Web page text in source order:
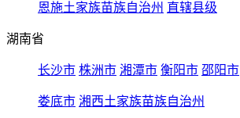
恩施土家族苗族自治州 直辖县级
湖南省
长沙市 株洲市 湘潭市 衡阳市 邵阳市
娄底市 湘西土家族苗族自治州